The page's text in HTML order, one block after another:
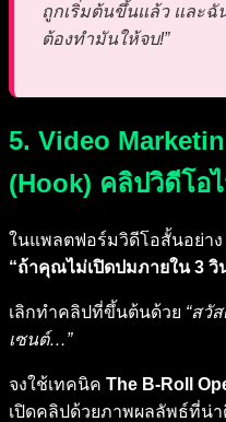
ถูกเริ่มต้นขึ้นแล้ว และฉั
ต้องทำมันให้จบ!”
5. Video
(Hook) คลิปวิดีโอ
ในแพลตฟอร์มวิดีโอสั้นอย่าง
“ถ้าคุณไม่เปิดปมภายใน 3
เลิกทำคลิปที่ขึ้นต้นด้วย “สวั
เซนต์…”
จงใช้เทคนิค The B-Roll
เปิดคลิปด้วยภาพผลลัพธ์ที่น่